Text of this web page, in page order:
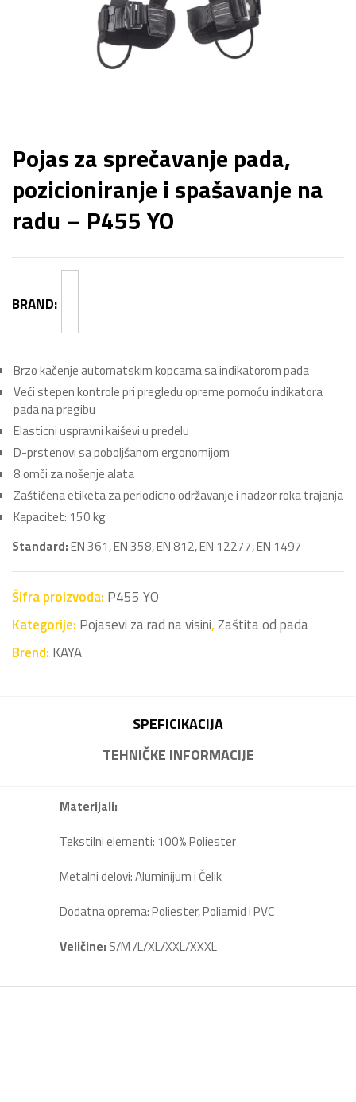
Pojas za sprečavanje pada,
pozicioniranje i spašavanje na
radu – P455 YO
BRAND:
Brzo kačenje automatskim kopcama sa indikatorom pada
Veći stepen kontrole pri pregledu opreme pomoću indikatora
pada na pregibu
Elasticni uspravni kaiševi u predelu
D-prstenovi sa poboljšanom ergonomijom
8 omči za nošenje alata
Zaštićena etiketa za periodicno održavanje i nadzor roka trajanja
Kapacitet: 150 kg
Standard:EN 361, EN 358, EN 812, EN 12277, EN 1497
Šifra proizvoda: P455 YO
Kategorije: Pojasevi za rad na visini,Zaštita od pada
Brend: KAYA
SPEFICIKACIJA
TEHNIČKE INFORMACIJE
Materijali:
Tekstilni elementi: 100% Poliester
Metalni delovi: Aluminijum i Čelik
Dodatna oprema: Poliester, Poliamid i PVC
Veličine: S/M /L/XL/XXL/XXXL